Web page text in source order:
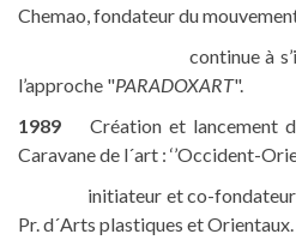
Chemao, fondateur du
continue à s’inspirer
l’approche "PARADOXART".
1989 Création et lancement
Caravane de l´art : ‘’Occident-
initiateur et co-fondateur
Pr. d´Arts plastiques et Orientaux.